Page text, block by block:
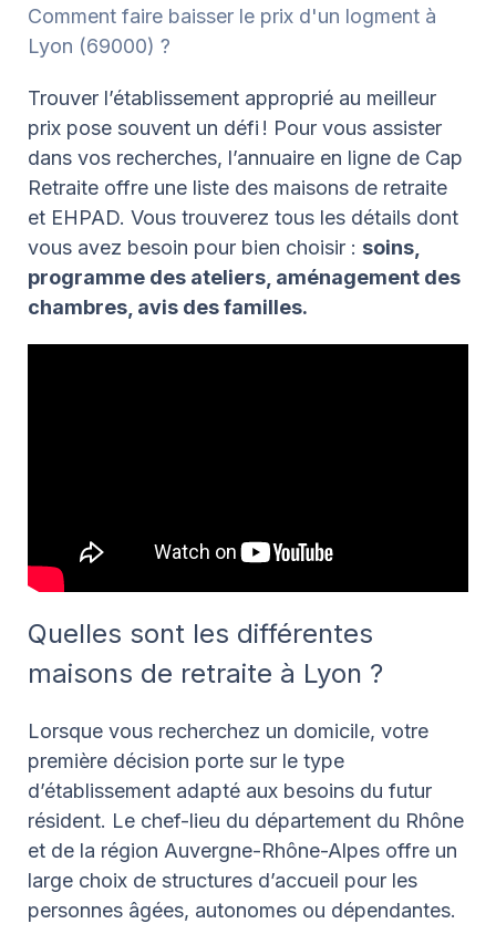
Comment faire baisser le prix d'un logment à
Lyon (69000) ?
Trouver l’établissement approprié au meilleur
prix pose souvent un défi ! Pour vous assister
dans vos recherches, l’annuaire en ligne de Cap
Retraite offre une liste des maisons de retraite
et EHPAD. Vous trouverez tous les détails dont
vous avez besoin pour bien choisir : soins,
programme des ateliers, aménagement des
chambres, avis des familles.
Quelles sont les différentes
maisons de retraite à Lyon ?
Lorsque vous recherchez un domicile, votre
première décision porte sur le type
d’établissement adapté aux besoins du futur
résident. Le chef-lieu du département du Rhône
et de la région Auvergne-Rhône-Alpes offre un
large choix de structures d’accueil pour les
personnes âgées, autonomes ou dépendantes.